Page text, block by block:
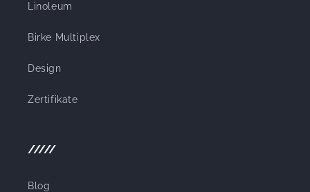
Linoleum
Birke Multiplex
Design
Zertifikate
/////
Blog